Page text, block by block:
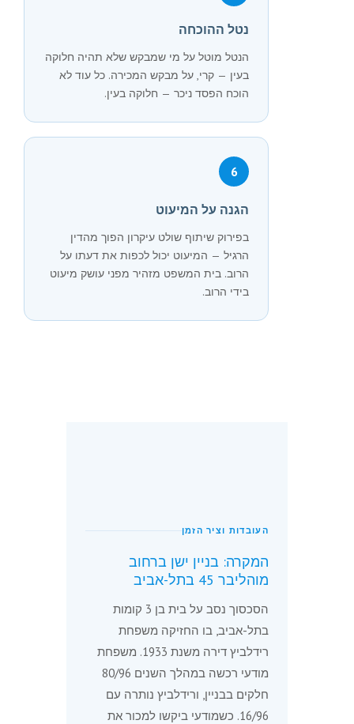
נטל ההוכחה
הנטל מוטל על מי שמבקש שלא תהיה חלוקה
בעין — קרי, על מבקש המכירה. כל עוד לא
הוכח הפסד ניכר — חלוקה בעין.
6
הגנה על המיעוט
בפירוק שיתוף שולט עיקרון הפוך מהדין
הרגיל — המיעוט יכול לכפות את דעתו על
הרוב. בית המשפט מזהיר מפני עושק מיעוט
בידי הרוב.
העובדות וציר הזמן
המקרה: בניין ישן ברחוב
מוהליבר 45 בתל-אביב
הסכסוך נסב על בית בן 3 קומות
בתל-אביב, בו החזיקה משפחת
רידלביץ דירה משנת 1933. משפחת
מודעי רכשה במהלך השנים 80/96
חלקים בבניין, ורידלביץ נותרה עם
16/96. כשמודעי ביקשו למכור את